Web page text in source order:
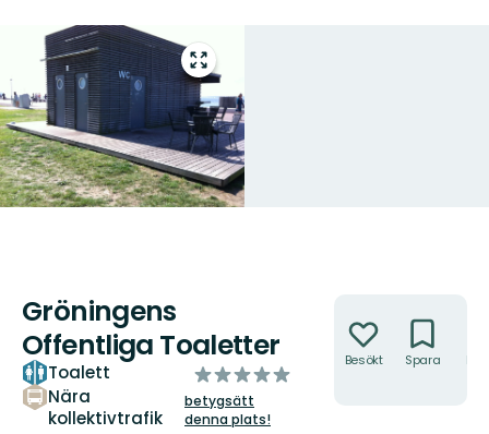
Gå
till
helskärmsläge
Gröningens
Offentliga Toaletter
Toalett
Nära
kollektivtrafik
av
5
stjärnor
betygsätt
denna plats!
Besökt Spara